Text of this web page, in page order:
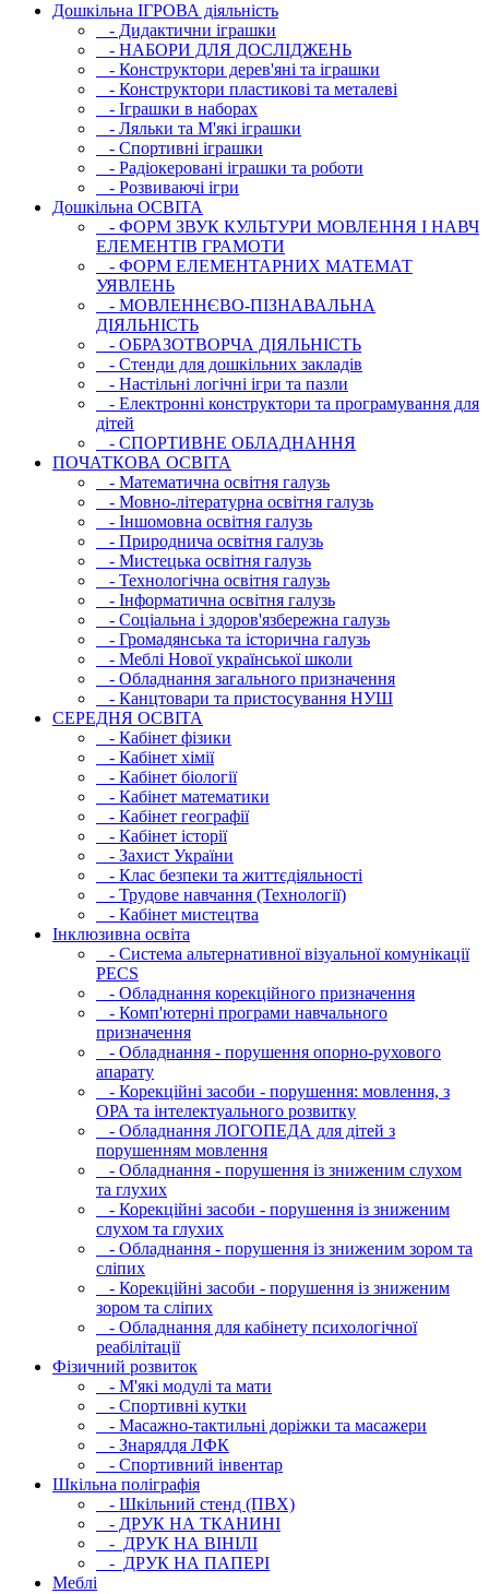
Дошкільна ІГРОВА діяльність
- Дидактични іграшки
- НАБОРИ ДЛЯ ДОСЛІДЖЕНЬ
- Конструктори дерев'яні та іграшки
- Конструктори пластикові та металеві
- Іграшки в наборах
- Ляльки та М'які іграшки
- Спортивні іграшки
- Радіокеровані іграшки та роботи
- Розвиваючі ігри
Дошкільна ОСВIТА
- ФОРМ ЗВУК КУЛЬТУРИ МОВЛЕННЯ І НАВЧ
ЕЛЕМЕНТІВ ГРАМОТИ
- ФОРМ ЕЛЕМЕНТАРНИХ МАТЕМАТ
УЯВЛЕНЬ
- МОВЛЕННЄВО-ПІЗНАВАЛЬНА
ДІЯЛЬНІСТЬ
- ОБРАЗОТВОРЧА ДІЯЛЬНІСТЬ
- Стенди для дошкільних закладів
- Настільні логічні ігри та пазли
- Електронні конструктори та програмування для
дітей
- СПОРТИВНЕ ОБЛАДНАННЯ
ПОЧАТКОВА ОСВIТА
- Математична освітня галузь
- Мовно-літературна освітня галузь
- Iншомовна освітня галузь
- Природнича освітня галузь
- Мистецька освітня галузь
- Технологічна освітня галузь
- Інфopматична освітня галузь
- Соціальна і здоров'язбережна галузь
- Громадянська та історична галузь
- Меблі Нової української школи
- Обладнання загального призначення
- Канцтовари та пристосування НУШ
СЕРЕДНЯ ОСВIТА
- Кабінет фізики
- Кабінет хімії
- Кабінет біології
- Кабінет математики
- Кабінет географії
- Кабінет історії
- Захист України
- Клас безпеки та життєдіяльності
- Трудове навчання (Технології)
- Кабінет мистецтва
Інклюзивна освіта
- Система альтернативної візуальної комунікації
PECS
- Обладнання корекційного призначення
- Комп'ютерні програми навчального
призначення
- Обладнання - порушення опорно-рухового
апарату
- Корекційні засоби - порушення: мовлення, з
ОРА та інтелектуального розвитку
- Обладнання ЛОГОПЕДА для дітей з
порушенням мовлення
- Обладнання - порушення із зниженим слухом
та глухих
- Корекційні засоби - порушення із зниженим
слухом та глухих
- Обладнання - порушення із зниженим зором та
сліпих
- Корекційні засоби - порушення із зниженим
зором та сліпих
- Обладнання для кабінету психологічної
реабілітації
Фізичний розвиток
- М'які модулi та мати
- Спортивні кутки
- Масажно-тактильні доріжки та масажери
- Знаряддя ЛФК
- Спортивний інвентар
Шкільна поліграфія
- Шкільний стенд (ПВХ)
- ДРУК НА ТКАНИНІ
- ДРУК НА ВІНІЛІ
- ДРУК НА ПАПЕРІ
Меблі